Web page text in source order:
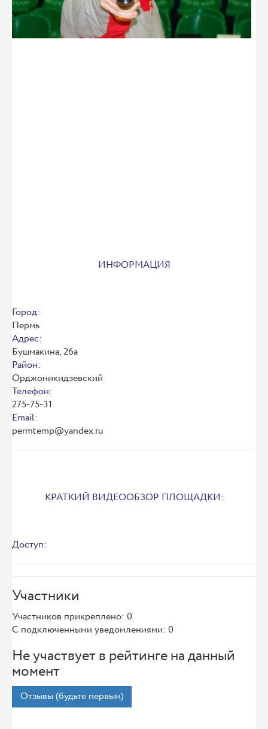
ИНФОРМАЦИЯ
Город:
Пермь
Адрес:
Бушмакина, 26а
Район:
Орджоникидзевский
Телефон:
275-75-31
Email:
permtemp@yandex.ru
КРАТКИЙ ВИДЕООБЗОР ПЛОЩАДКИ:
Доступ:
Участники
Участников прикреплено: 0
С подключенными уведомлениями: 0
Не участвует в рейтинге на данный
момент
Отзывы (будьте первым)